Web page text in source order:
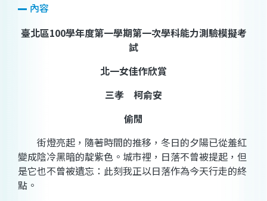
內容
臺北區100學年度第一學期第一次學科能力測驗模擬考
試
北一女佳作欣賞
三孝 柯俞安
偷閒
街燈亮起，隨著時間的推移，冬日的夕陽已從羞紅
變成陰冷黑暗的靛紫色。城市裡，日落不曾被提起，但
是它也不曾被遺忘：此刻我正以日落作為今天行走的終
點。